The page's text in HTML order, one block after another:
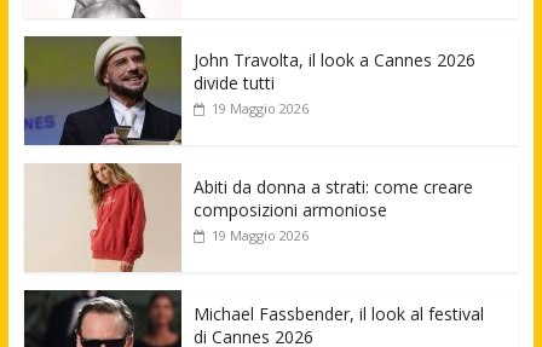
John Travolta, il look a Cannes 2026
divide tutti
19 Maggio 2026
Abiti da donna a strati: come creare
composizioni armoniose
19 Maggio 2026
Michael Fassbender, il look al festival
di Cannes 2026